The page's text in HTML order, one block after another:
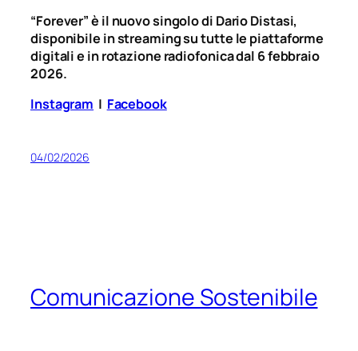
“Forever” è il nuovo singolo di Dario Distasi,
disponibile in streaming su tutte le piattaforme
digitali e in rotazione radiofonica dal 6 febbraio
2026.
Instagram | Facebook
04/02/2026
Comunicazione Sostenibile